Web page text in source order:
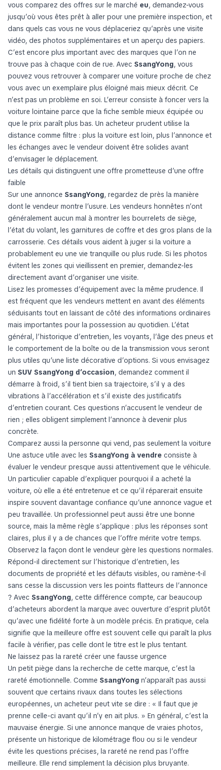
vous comparez des offres sur le marché eu, demandez-vous
jusqu’où vous êtes prêt à aller pour une première inspection, et
dans quels cas vous ne vous déplaceriez qu’après une visite
vidéo, des photos supplémentaires et un aperçu des papiers.
C’est encore plus important avec des marques que l’on ne
trouve pas à chaque coin de rue. Avec SsangYong, vous
pouvez vous retrouver à comparer une voiture proche de chez
vous avec un exemplaire plus éloigné mais mieux décrit. Ce
n’est pas un problème en soi. L’erreur consiste à foncer vers la
voiture lointaine parce que la fiche semble mieux équipée ou
que le prix paraît plus bas. Un acheteur prudent utilise la
distance comme filtre : plus la voiture est loin, plus l’annonce et
les échanges avec le vendeur doivent être solides avant
d’envisager le déplacement.
Les détails qui distinguent une offre prometteuse d’une offre
faible
Sur une annonce SsangYong, regardez de près la manière
dont le vendeur montre l’usure. Les vendeurs honnêtes n’ont
généralement aucun mal à montrer les bourrelets de siège,
l’état du volant, les garnitures de coffre et des gros plans de la
carrosserie. Ces détails vous aident à juger si la voiture a
probablement eu une vie tranquille ou plus rude. Si les photos
évitent les zones qui vieillissent en premier, demandez-les
directement avant d’organiser une visite.
Lisez les promesses d’équipement avec la même prudence. Il
est fréquent que les vendeurs mettent en avant des éléments
séduisants tout en laissant de côté des informations ordinaires
mais importantes pour la possession au quotidien. L’état
général, l’historique d’entretien, les voyants, l’âge des pneus et
le comportement de la boîte ou de la transmission vous seront
plus utiles qu’une liste décorative d’options. Si vous envisagez
un SUV SsangYong d’occasion, demandez comment il
démarre à froid, s’il tient bien sa trajectoire, s’il y a des
vibrations à l’accélération et s’il existe des justificatifs
d’entretien courant. Ces questions n’accusent le vendeur de
rien ; elles obligent simplement l’annonce à devenir plus
concrète.
Comparez aussi la personne qui vend, pas seulement la voiture
Une astuce utile avec les SsangYong à vendre consiste à
évaluer le vendeur presque aussi attentivement que le véhicule.
Un particulier capable d’expliquer pourquoi il a acheté la
voiture, où elle a été entretenue et ce qu’il réparerait ensuite
inspire souvent davantage confiance qu’une annonce vague et
peu travaillée. Un professionnel peut aussi être une bonne
source, mais la même règle s’applique : plus les réponses sont
claires, plus il y a de chances que l’offre mérite votre temps.
Observez la façon dont le vendeur gère les questions normales.
Répond-il directement sur l’historique d’entretien, les
documents de propriété et les défauts visibles, ou ramène-t-il
sans cesse la discussion vers les points flatteurs de l’annonce
? Avec SsangYong, cette différence compte, car beaucoup
d’acheteurs abordent la marque avec ouverture d’esprit plutôt
qu’avec une fidélité forte à un modèle précis. En pratique, cela
signifie que la meilleure offre est souvent celle qui paraît la plus
facile à vérifier, pas celle dont le titre est le plus tentant.
Ne laissez pas la rareté créer une fausse urgence
Un petit piège dans la recherche de cette marque, c’est la
rareté émotionnelle. Comme SsangYong n’apparaît pas aussi
souvent que certains rivaux dans toutes les sélections
européennes, un acheteur peut vite se dire : « Il faut que je
prenne celle-ci avant qu’il n’y en ait plus. » En général, c’est la
mauvaise énergie. Si une annonce manque de vraies photos,
présente un historique de kilométrage flou ou si le vendeur
évite les questions précises, la rareté ne rend pas l’offre
meilleure. Elle rend simplement la décision plus bruyante.